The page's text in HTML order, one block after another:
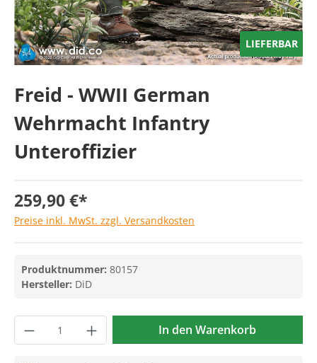
LIEFERBAR
Freid - WWII German
Wehrmacht Infantry
Unteroffizier
259,90 €*
Preise inkl. MwSt. zzgl. Versandkosten
Produktnummer: 80157
Hersteller: DiD
In den Warenkorb